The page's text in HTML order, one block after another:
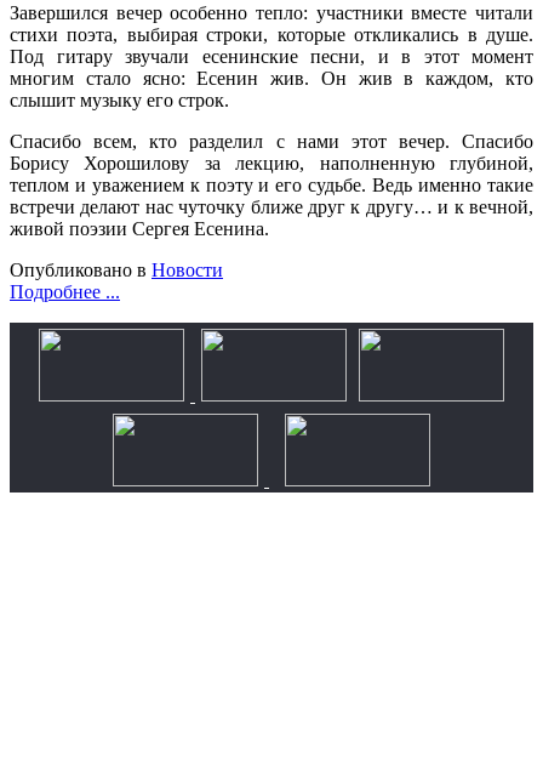
Завершился вечер особенно тепло: участники вместе читали
стихи поэта, выбирая строки, которые откликались в душе.
Под гитару звучали есенинские песни, и в этот момент
многим стало ясно: Есенин жив. Он жив в каждом, кто
слышит музыку его строк.
Спасибо всем, кто разделил с нами этот вечер. Спасибо
Борису Хорошилову за лекцию, наполненную глубиной,
теплом и уважением к поэту и его судьбе. Ведь именно такие
встречи делают нас чуточку ближе друг к другу… и к вечной,
живой поэзии Сергея Есенина.
Опубликовано в Новости
Подробнее ...